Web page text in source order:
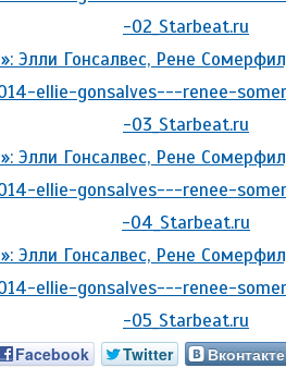
Facebook Twitter Вконтакте